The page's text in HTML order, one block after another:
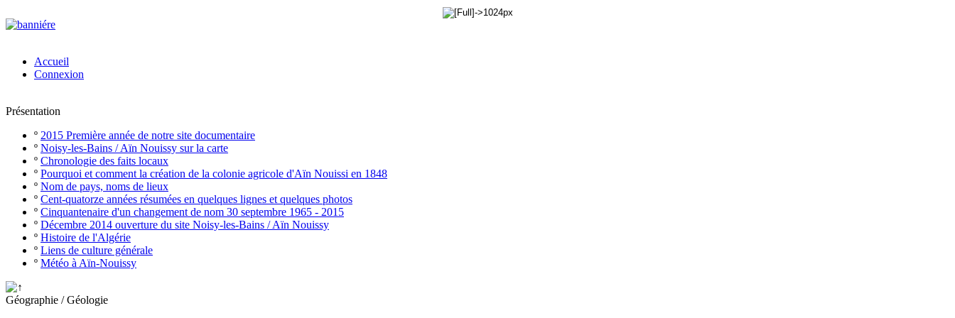
Accueil
Connexion
Présentation
º 2015 Première année de notre site documentaire
º Noisy-les-Bains / Aïn Nouissy sur la carte
º Chronologie des faits locaux
º Pourquoi et comment la création de la colonie agricole d'Aïn Nouissi en 1848
º Nom de pays, noms de lieux
º Cent-quatorze années résumées en quelques lignes et quelques photos
º Cinquantenaire d'un changement de nom 30 septembre 1965 - 2015
º Décembre 2014 ouverture du site Noisy-les-Bains / Aïn Nouissy
º Histoire de l'Algérie
º Liens de culture générale
º Météo à Aïn-Nouissy
Géographie / Géologie